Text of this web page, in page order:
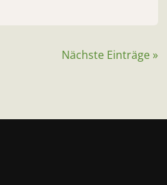
Nächste Einträge »